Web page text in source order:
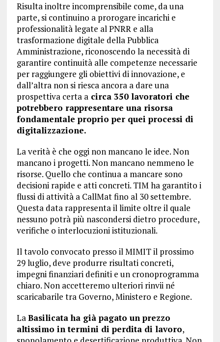
Risulta inoltre incomprensibile come, da una
parte, si continuino a prorogare incarichi e
professionalità legate al PNRR e alla
trasformazione digitale della Pubblica
Amministrazione, riconoscendo la necessità di
garantire continuità alle competenze necessarie
per raggiungere gli obiettivi di innovazione, e
dall’altra non si riesca ancora a dare una
prospettiva certa acirca 350 lavoratori che
potrebbero rappresentare una risorsa
fondamentale proprio per quei processi di
digitalizzazione.
La verità è che oggi non mancano le idee. Non
mancano i progetti. Non mancano nemmeno le
risorse. Quello che continua a mancare sono
decisioni rapide e atti concreti. TIM ha garantito i
flussi di attività a CallMat fino al 30 settembre.
Questa data rappresenta il limite oltre il quale
nessuno potrà più nascondersi dietro procedure,
verifiche o interlocuzioni istituzionali.
Il tavolo convocato presso il MIMIT il prossimo
29 luglio, deve produrre risultati concreti,
impegni finanziari definiti e un cronoprogramma
chiaro. Non accetteremo ulteriori rinvii né
scaricabarile tra Governo, Ministero e Regione.
LaBasilicata ha già pagato un prezzo
altissimo in termini di perdita di lavoro,